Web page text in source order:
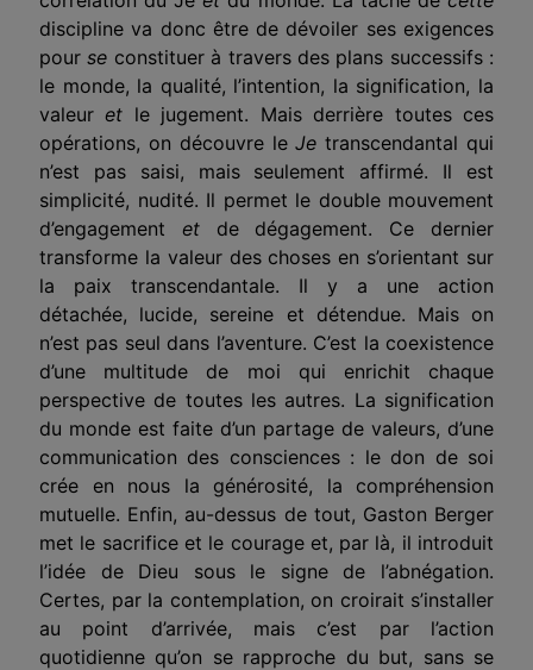
discipline va donc être de dévoiler ses exigences
pourse constituer à travers des plans successifs :
le monde, la qualité, l’intention, la signification, la
valeuret le jugement. Mais derrière toutes ces
opérations, on découvre leJetranscendantal qui
n’est pas saisi, mais seulement affirmé. Il est
simplicité, nudité. Il permet le double mouvement
d’engagement et de dégagement. Ce dernier
transforme la valeur des choses en s’orientant sur
la paix transcendantale. Il y a une action
détachée, lucide, sereine et détendue. Mais on
n’est pas seul dans l’aventure. C’est la coexistence
d’une multitude de moi qui enrichit chaque
perspective de toutes les autres. La signification
du monde est faite d’un partage de valeurs, d’une
communication des consciences : le don de soi
crée en nous la générosité, la compréhension
mutuelle. Enfin, au-dessus de tout, Gaston Berger
met le sacrifice et le courage et, par là, il introduit
l’idée de Dieu sous le signe de l’abnégation.
Certes, par la contemplation, on croirait s’installer
au point d’arrivée, mais c’est par l’action
quotidienne qu’on se rapproche du but, sans se